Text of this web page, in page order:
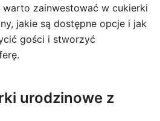
zainwestować w cukierki
jakie są dostępne opcje i jak
gości i stworzyć
urodzinowe z